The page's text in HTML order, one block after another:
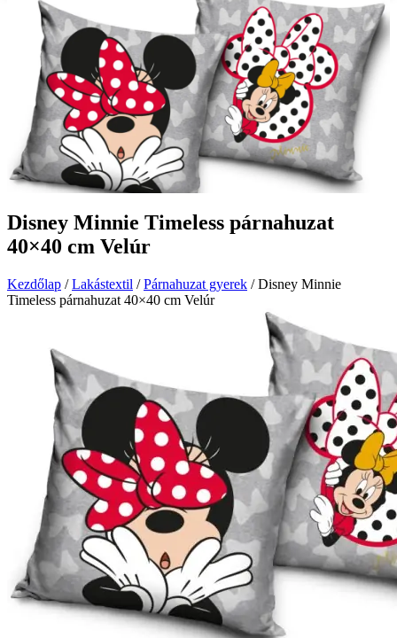
Disney Minnie Timeless párnahuzat
40×40 cm Velúr
Kezdőlap /Lakástextil /Párnahuzat gyerek / Disney Minnie
Timeless párnahuzat 40×40 cm Velúr